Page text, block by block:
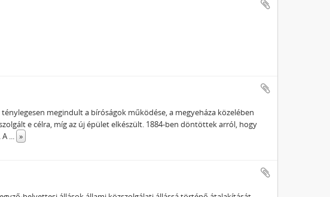
megindult a bíróságok működése, a megyeháza közelében
e célra, míg az új épület elkészült. 1884-ben döntöttek arról, hogy
A ... »